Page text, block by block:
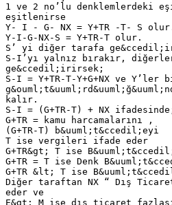
1 ve 2 no’lu denklemlerdeki
eşitlenirse
Y- I - G- NX = Y+TR -T- S
Y-I-G-NX-S = Y+TR-T olur.
S’ yi diğer tarafa
S-I’yı yalnız bırakır,
ge&ccedil;irirsek;
S-I = Y+TR-T-Y+G+NX ve
kalır.
S-I = (G+TR-T) + NX
G+TR = kamu harcamalarını ,
(G+TR-T) b&uuml;t&ccedil;eyi
T ise vergileri ifade eder
G+TR&gt; T ise
G+TR = T ise Denk
G+TR &lt; T ise
Diğer taraftan NX “ Dış
eder ve
E&gt; M ise dış ticaret